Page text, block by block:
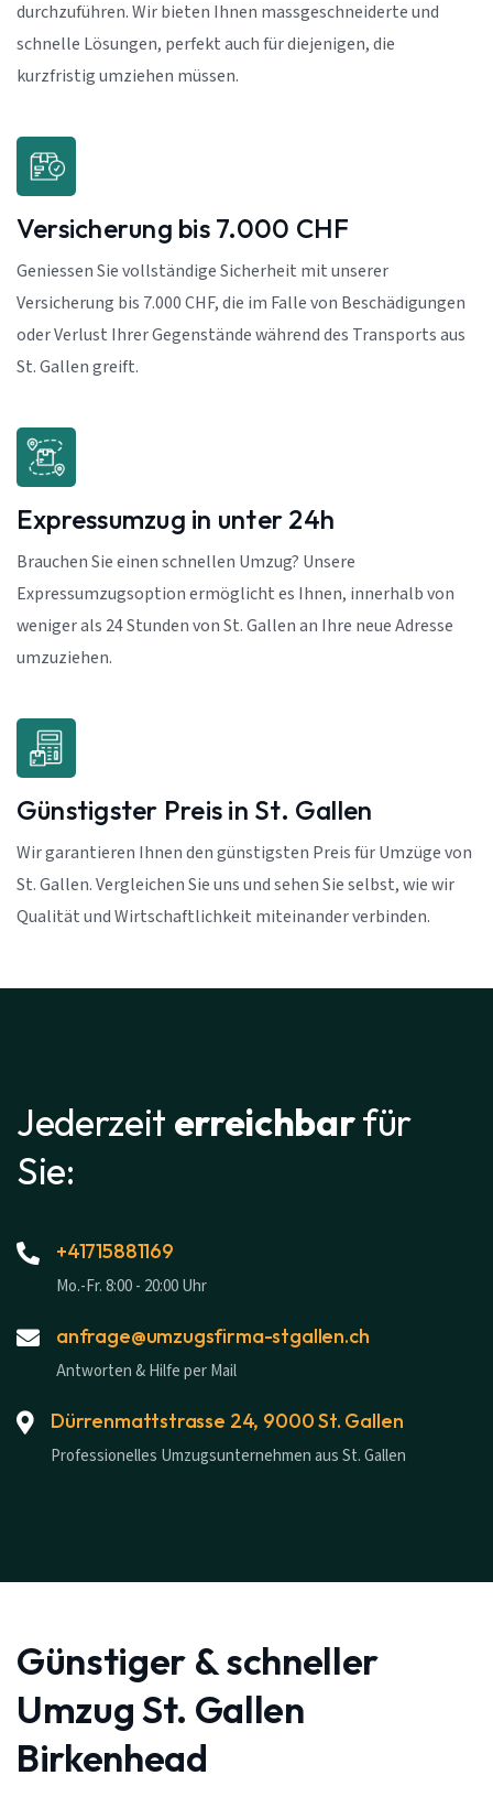
durchzuführen. Wir bieten Ihnen massgeschneiderte und
schnelle Lösungen, perfekt auch für diejenigen, die
kurzfristig umziehen müssen.
Versicherung bis 7.000 CHF
Geniessen Sie vollständige Sicherheit mit unserer
Versicherung bis 7.000 CHF, die im Falle von Beschädigungen
oder Verlust Ihrer Gegenstände während des Transports aus
St. Gallen greift.
Expressumzug in unter 24h
Brauchen Sie einen schnellen Umzug? Unsere
Expressumzugsoption ermöglicht es Ihnen, innerhalb von
weniger als 24 Stunden von St. Gallen an Ihre neue Adresse
umzuziehen.
Günstigster Preis in St. Gallen
Wir garantieren Ihnen den günstigsten Preis für Umzüge von
St. Gallen. Vergleichen Sie uns und sehen Sie selbst, wie wir
Qualität und Wirtschaftlichkeit miteinander verbinden.
Jederzeit erreichbarfür
Sie:
+41715881169
Mo.-Fr. 8:00 - 20:00 Uhr
anfrage@umzugsfirma-stgallen.ch
Antworten & Hilfe per Mail
Dürrenmattstrasse 24, 9000 St. Gallen
Professionelles Umzugsunternehmen aus St. Gallen
Günstiger & schneller
Umzug St. Gallen
Birkenhead